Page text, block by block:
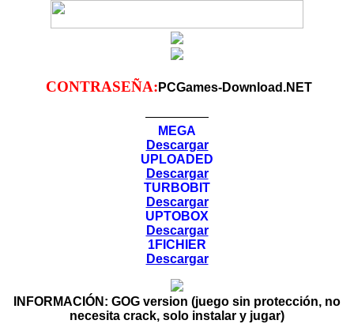
CONTRASEÑA: PCGames-Download.NET
—————
MEGA
Descargar
UPLOADED
Descargar
TURBOBIT
Descargar
UPTOBOX
Descargar
1FICHIER
Descargar
INFORMACIÓN: GOG version (juego sin protección, no
necesita crack, solo instalar y jugar)